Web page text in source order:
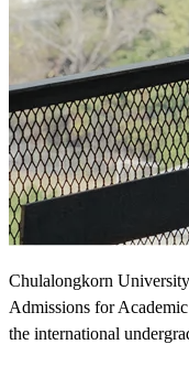
Chulalongkorn
Admissions for
the international